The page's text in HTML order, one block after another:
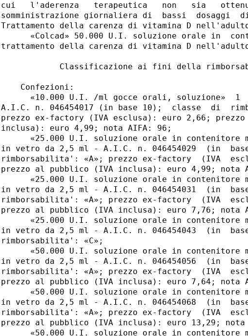
cui   l'aderenza   terapeutica   non   sia
somministrazione giornaliera di  bassi  dosaggi
Trattamento della carenza di vitamina D
«Colcad» 50.000 U.I. soluzione orale in
trattamento della carenza di vitamina D
Classificazione ai fini della
    Confezioni:
«10.000 U.I. /ml gocce orali, soluzione»  1
A.I.C. n. 046454017 (in base 10);  classe  di
prezzo ex-factory (IVA esclusa): euro 2,66;
inclusa): euro 4,99; nota AIFA: 96;
«25.000 U.I. soluzione orale in contenitore
in vetro da 2,5 ml - A.I.C. n. 046454029  (in
rimborsabilita': «A»; prezzo ex-factory  (IVA
prezzo al pubblico (IVA inclusa): euro 4,99; nota
«25.000 U.I. soluzione orale in contenitore
in vetro da 2,5 ml - A.I.C. n. 046454031  (in
rimborsabilita': «A»; prezzo ex-factory  (IVA
prezzo al pubblico (IVA inclusa): euro 7,76; nota
«25.000 U.I. soluzione orale in contenitore
in vetro da 2,5 ml - A.I.C. n. 046454043  (in
rimborsabilita': «C»;
«50.000 U.I. soluzione orale in contenitore
in vetro da 2,5 ml - A.I.C. n. 046454056  (in
rimborsabilita': «A»; prezzo ex-factory  (IVA
prezzo al pubblico (IVA inclusa): euro 7,64; nota
«50.000 U.I. soluzione orale in contenitore
in vetro da 2,5 ml - A.I.C. n. 046454068  (in
rimborsabilita': «A»; prezzo ex-factory  (IVA
prezzo al pubblico (IVA inclusa): euro 13,29; nota
«50.000 U.I. soluzione orale in contenitore